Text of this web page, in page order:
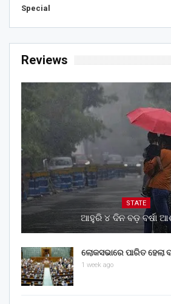
Special
Reviews
STATE
ଆହୁରି ୪ ଦିନ ବଡ଼ ବର୍ଷା
ଲୋକସଭାରେ ପାରିତ
1 week ago